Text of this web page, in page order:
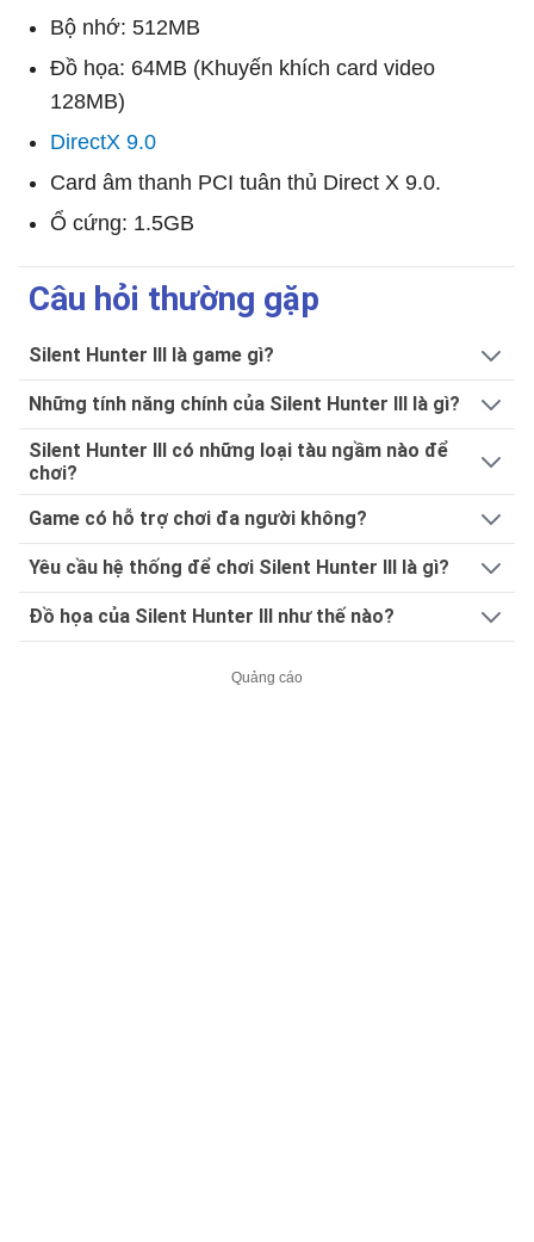
Bộ nhớ: 512MB
Đồ họa: 64MB (Khuyến khích card video
128MB)
DirectX 9.0
Card âm thanh PCI tuân thủ Direct X 9.0.
Ổ cứng: 1.5GB
Câu hỏi thường gặp
Silent Hunter III là game gì?
Những tính năng chính của Silent Hunter III là gì?
Silent Hunter III có những loại tàu ngầm nào để
chơi?
Game có hỗ trợ chơi đa người không?
Yêu cầu hệ thống để chơi Silent Hunter III là gì?
Đồ họa của Silent Hunter III như thế nào?